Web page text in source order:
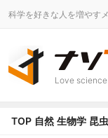
科学を好きな人を増やす
Love
TOP 自然 生物学 昆虫